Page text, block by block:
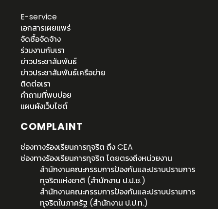
E-service
เอกสารเผยแพร่
จัดซื้อจัดจ้าง
ร่วมงานกับเรา
ข่าวประชาสัมพันธ์
ข่าวประชาสัมพันธ์เครือข่าย
ติดต่อเรา
คำถามที่พบบ่อย
แผนผังเว็บไซต์
COMPLAINT
ช่องทางร้องเรียนการทุจริต ถึง CEA
ช่องทางร้องเรียนการทุจริต โดยตรงถึงหน่วยงาน
สำนักงานคณะกรรมการป้องกันและปราบปรามการ
ทุจริตแห่งชาติ (สำนักงาน ป.ป.ช.)
สำนักงานคณะกรรมการป้องกันและปราบปรามการ
ทุจริตในภาครัฐ (สำนักงาน ป.ป.ท.)